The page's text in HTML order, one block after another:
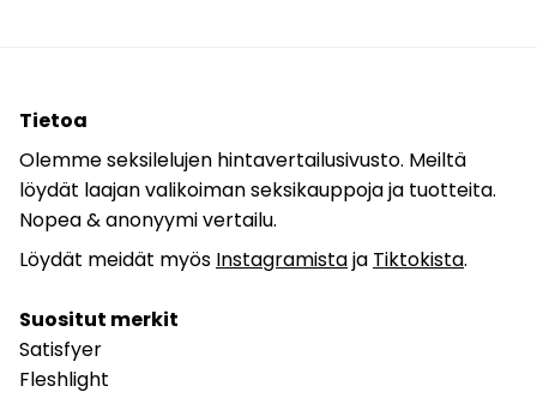
Tietoa
Olemme seksilelujen hintavertailusivusto. Meiltä
löydät laajan valikoiman seksikauppoja ja tuotteita.
Nopea & anonyymi vertailu.
Löydät meidät myös Instagramistaja Tiktokista.
Suositut merkit
Satisfyer
Fleshlight